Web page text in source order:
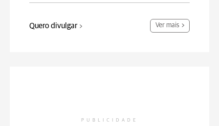
Quero divulgar Ver mais
PUBLICIDADE